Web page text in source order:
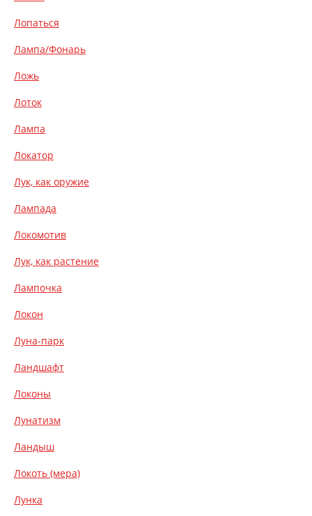
Лопаться
Лампа/Фонарь
Ложь
Лоток
Лампа
Локатор
Лук, как оружие
Лампада
Локомотив
Лук, как растение
Лампочка
Локон
Луна-парк
Ландшафт
Локоны
Лунатизм
Ландыш
Локоть (мера)
Лунка